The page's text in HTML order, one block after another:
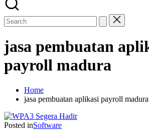
jasa pembuatan
payroll madura
Home
jasa pembuatan aplikasi payroll madura
Posted inSoftware